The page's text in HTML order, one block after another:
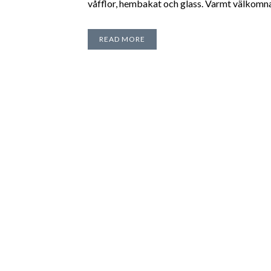
våfflor, hembakat och glass. Varmt
READ MORE